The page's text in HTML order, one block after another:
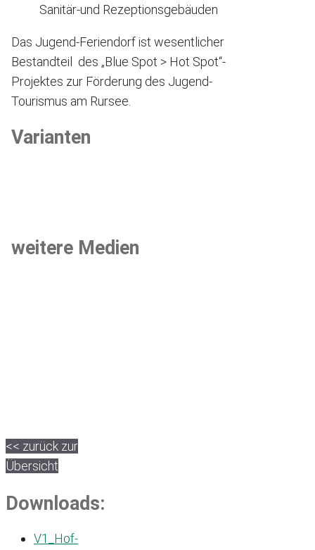
Sanitär-und Rezeptionsgebäuden
Das Jugend-Feriendorf ist wesentlicher
Bestandteil des „Blue Spot > Hot Spot“-
Projektes zur Förderung des Jugend-
Tourismus am Rursee.
Varianten
weitere Medien
<< zurück zur
Übersicht
Downloads:
V1_Hof-